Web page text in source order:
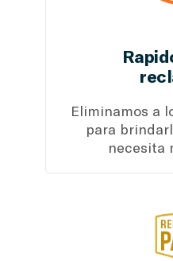
Eliminamos a
para
necesita